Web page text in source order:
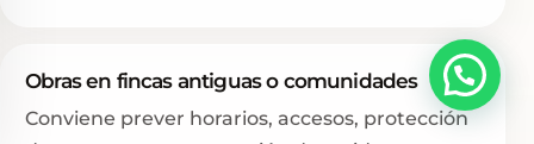
Obras en fincas antiguas o comunidades
Conviene prever horarios, accesos, protección